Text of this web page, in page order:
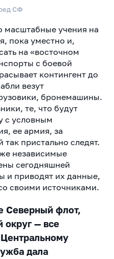
СФ
масштабные учения на
пока уместно и,
на «восточном
с боевой
контингент до
везут
бронемашины.
те, что будут
с условным
ее армия, за
пристально следят.
независимые
сегодняшней
и приводят их данные,
своими источниками.
Северный флот,
округ — все
дала